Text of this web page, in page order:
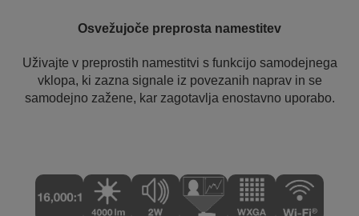
Osvežujoče preprosta namestitev
Uživajte v preprostih namestitvi s funkcijo samodejnega
vklopa, ki zazna signale iz povezanih naprav in se
samodejno zažene, kar zagotavlja enostavno uporabo.